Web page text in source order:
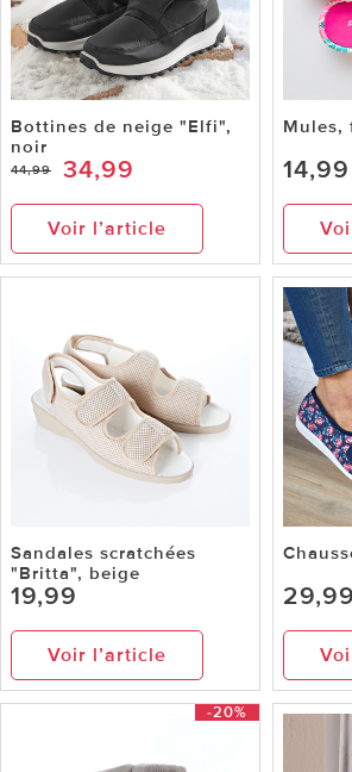
Bottines de neige "Elfi",
noir
44,99 34,99
Voir l’article
Mules,
14,99
Sandales scratchées
"Britta", beige
19,99
Voir l’article
29,99
-20%